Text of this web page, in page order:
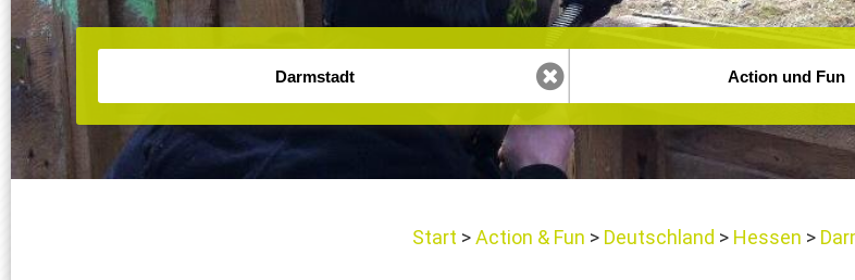
Start Action & Fun Deutschland Hessen